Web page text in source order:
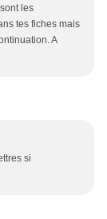
les
tes fiches mais
A
si